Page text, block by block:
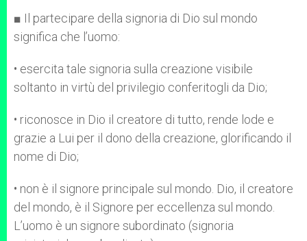
■ Il partecipare della signoria di Dio sul mondo
significa che l’uomo:
• esercita tale signoria sulla creazione visibile
soltanto in virtù del privilegio conferitogli da Dio;
• riconosce in Dio il creatore di tutto, rende lode e
grazie a Lui per il dono della creazione, glorificando il
nome di Dio;
• non è il signore principale sul mondo. Dio, il creatore
del mondo, è il Signore per eccellenza sul mondo.
L’uomo è un signore subordinato (signoria